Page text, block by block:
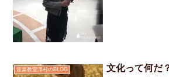
音楽教室澤村のBLOG 文化って何だ